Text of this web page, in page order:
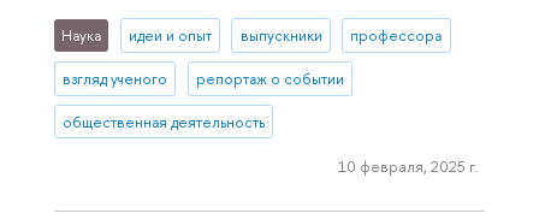
Наука идеи и опыт выпускники профессора
взгляд ученого репортаж о событии
общественная деятельность
10 февраля, 2025 г.